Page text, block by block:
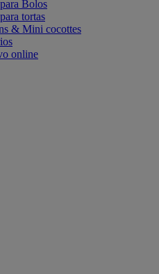
Bolos
tortas
& Mini cocottes
online